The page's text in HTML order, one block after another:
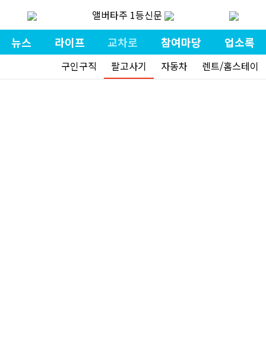
앨버타주 1등신문
뉴스 라이프 교차로 참여마당 업소록
구인구직 팔고사기 자동차 렌트/홈스테이